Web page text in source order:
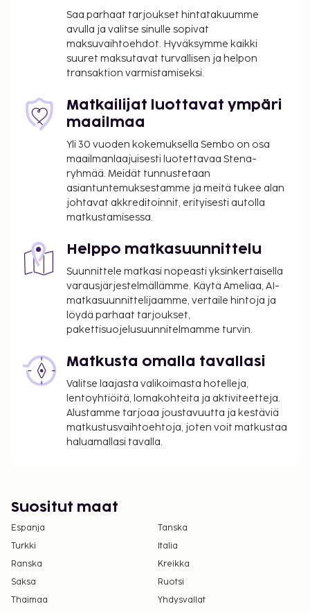
yö. Tätä veroa ei peritä alle 18 vuotta vanhoilta
lapsilta.
Tässä on mainittu kaikki majoituspaikan meille
ilmoittamat maksut.
Maksu buffetaamiaisesta: noin 18 EUR aikuisille
ja 9 EUR lapsille
Lemmikit: 9 EUR per lemmikki per yö
Avustajaeläimistä ei veloiteta lisämaksuja
Yllä oleva luettelo ei ehkä kata kaikkea. Maksut ja
takuumaksut eivät välttämättä sisällä veroja, ja ne
saattavat muuttua.
eivät voi ylittää 1000 EUR:n suuruista summaa
tässä majoituspaikassa. Saat lisätietoja asiasta
ottamalla yhteyttä majoituspaikkaan
varausvahvistuksessa olevien tietojen avulla.
Yksi korkeintaan 2 vuotta vanha lapsi voi
majoittua ilmaiseksi, kun hän käyttää
sänkyjä.
Majoituspaikassa on tarjolla
yhdistettäviä/vierekkäisiä huoneita, joiden
saatavuus on rajoitettua. Niitä voi pyytää
ottamalla yhteyttä majoituspaikkaan.
Yhteystiedot löytyvät varausvahvistuksesta.
Saa parhaat tarjoukset hintatakuumme
avulla ja valitse sinulle sopivat
maksuvaihtoehdot. Hyväksymme kaikki
suuret maksutavat turvallisen ja helpon
transaktion varmistamiseksi.
Matkailijat luottavat ympäri
maailmaa
Yli 30 vuoden kokemuksella Sembo on osa
maailmanlaajuisesti luotettavaa Stena-
ryhmää. Meidät tunnustetaan
asiantuntemuksestamme ja meitä tukee alan
johtavat akkreditoinnit, erityisesti autolla
matkustamisessa.
Helppo matkasuunnittelu
Suunnittele matkasi nopeasti yksinkertaisella
varausjärjestelmällämme. Käytä Ameliaa, AI-
matkasuunnittelijaamme, vertaile hintoja ja
löydä parhaat tarjoukset,
pakettisuojelusuunnitelmamme turvin.
Matkusta omalla tavallasi
Valitse laajasta valikoimasta hotelleja,
lentoyhtiöitä, lomakohteita ja aktiviteetteja.
Alustamme tarjoaa joustavuutta ja kestäviä
matkustusvaihtoehtoja, joten voit matkustaa
haluamallasi tavalla.
Suositut maat
Espanja
Tanska
Turkki
Italia
Ranska
Kreikka
Saksa
Ruotsi
Thaimaa
Yhdysvallat